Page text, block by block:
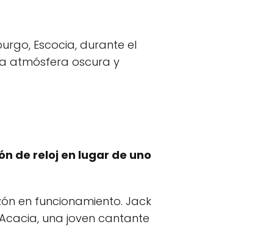
Escocia, durante el
atmósfera oscura y
de reloj en lugar de uno
en funcionamiento. Jack
una joven cantante